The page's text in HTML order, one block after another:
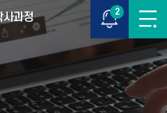
사과정 2